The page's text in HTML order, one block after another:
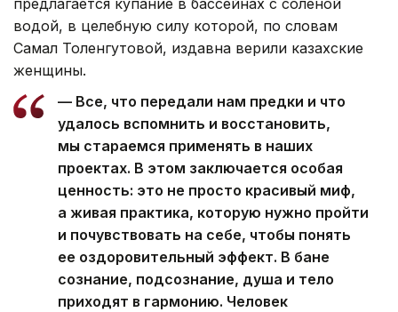
предлагается купание в бассейнах с соленой
водой, в целебную силу которой, по словам
Самал Толенгутовой, издавна верили казахские
женщины.
— Все, что передали нам предки и что
удалось вспомнить и восстановить,
мы стараемся применять в наших
проектах. В этом заключается особая
ценность: это не просто красивый миф,
а живая практика, которую нужно пройти
и почувствовать на себе, чтобы понять
ее оздоровительный эффект. В бане
сознание, подсознание, душа и тело
приходят в гармонию. Человек